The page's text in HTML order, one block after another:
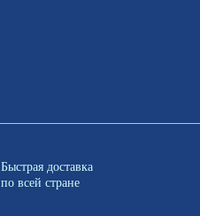
Быстрая доставка
по всей стране